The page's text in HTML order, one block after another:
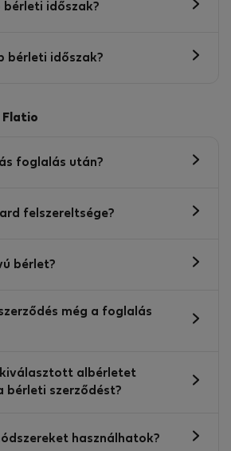
bérleti időszak?
bérleti időszak?
Flatio
foglalás után?
felszereltsége?
bérlet?
még a foglalás
kiválasztott albérletet
bérleti szerződést?
használhatok?